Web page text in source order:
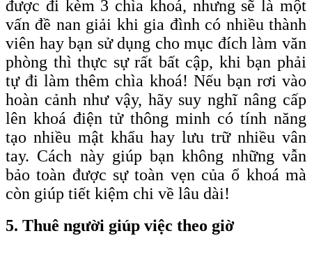
được đi kèm 3 chìa khoá, nhưng sẽ là một
vấn đề nan giải khi gia đình có nhiều thành
viên hay bạn sử dụng cho mục đích làm văn
phòng thì thực sự rất bất cập, khi bạn phải
tự đi làm thêm chìa khoá! Nếu bạn rơi vào
hoàn cảnh như vậy, hãy suy nghĩ nâng cấp
lên khoá điện tử thông minh có tính năng
tạo nhiều mật khẩu hay lưu trữ nhiều vân
tay. Cách này giúp bạn không những vẫn
bảo toàn được sự toàn vẹn của ổ khoá mà
còn giúp tiết kiệm chi về lâu dài!
5. Thuê người giúp việc theo giờ